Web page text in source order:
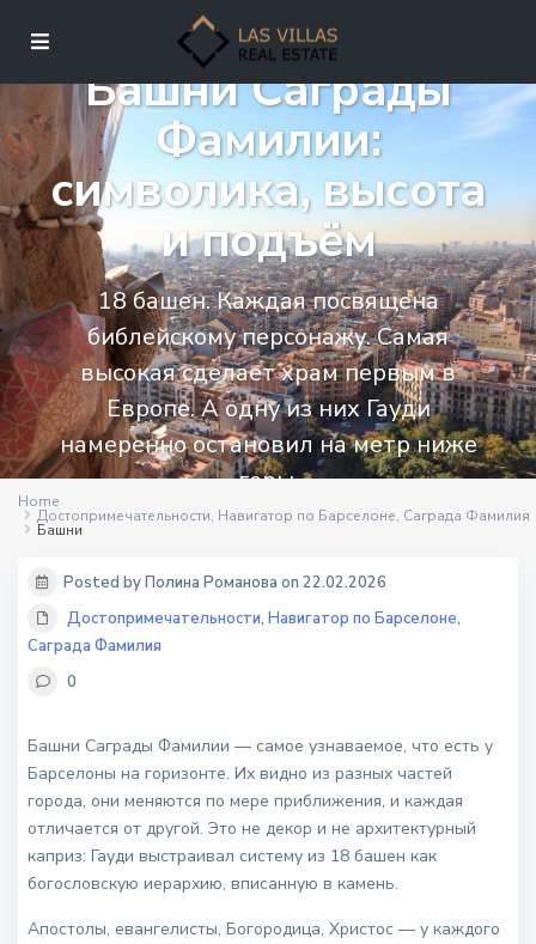
Башни Саграды
Фамилии:
символика, высота
и подъём
18 башен. Каждая посвящена
библейскому персонажу. Самая
высокая сделает храм первым в
Европе. А одну из них Гауди
намеренно остановил на метр ниже
горы.
Home
Достопримечательности, Навигатор по Барселоне, Саграда Фамилия
Башни
Posted by Полина Романова on 22.02.2026
Достопримечательности,Навигатор по Барселоне,
Саграда Фамилия
0
Башни Саграды Фамилии — самое узнаваемое, что есть у
Барселоны на горизонте. Их видно из разных частей
города, они меняются по мере приближения, и каждая
отличается от другой. Это не декор и не архитектурный
каприз: Гауди выстраивал систему из 18 башен как
богословскую иерархию, вписанную в камень.
Апостолы, евангелисты, Богородица, Христос — у каждого